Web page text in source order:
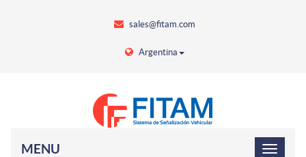
sales@fitam.com
Argentina
MENU